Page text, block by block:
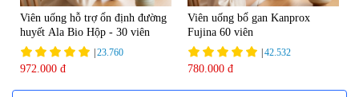
Viên uống hỗ trợ ổn định đường
huyết Ala Bio Hộp - 30 viên
|23.760
972.000 đ
Viên uống bổ gan Kanprox
Fujina 60 viên
|42.532
780.000 đ